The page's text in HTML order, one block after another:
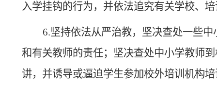
入学挂钩的行为，并依法追究有关学校、
6.坚持依法从严治教，坚决查处一些
和有关教师的责任；坚决查处中小学教师
讲，并诱导或逼迫学生参加校外培训机构